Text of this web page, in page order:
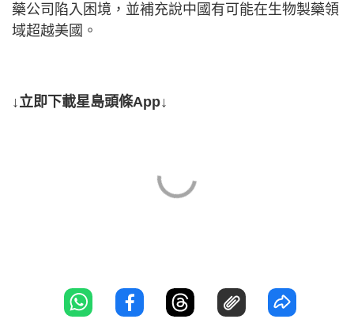
藥公司陷入困境，並補充說中國有可能在生物製藥領
域超越美國。
↓立即下載星島頭條App↓